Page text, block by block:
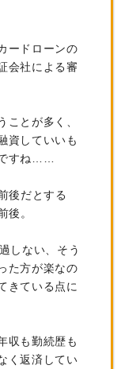
ードローンの
会社による審
ことが多く、
資していいも
すね……
後だとする
後。
しない、そう
た方が楽なの
きている点に
収も勤続歴も
く返済してい